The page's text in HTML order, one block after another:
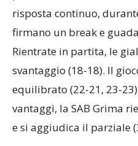
10-10. Da questo
più forte: le due
risposta continuo,
firmano un break e
Rientrate in partita, le
svantaggio (18-18). Il
equilibrato (22-21, 23-